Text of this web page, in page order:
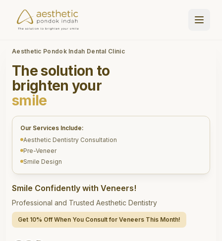
Aesthetic Pondok Indah Dental Clinic
The solution to
brighten your
smile
Our Services Include:
Aesthetic Dentistry Consultation
Pre-Veneer
Smile Design
Smile Confidently with Veneers!
Professional and Trusted Aesthetic Dentistry
Get 10% Off When You Consult for Veneers This Month!